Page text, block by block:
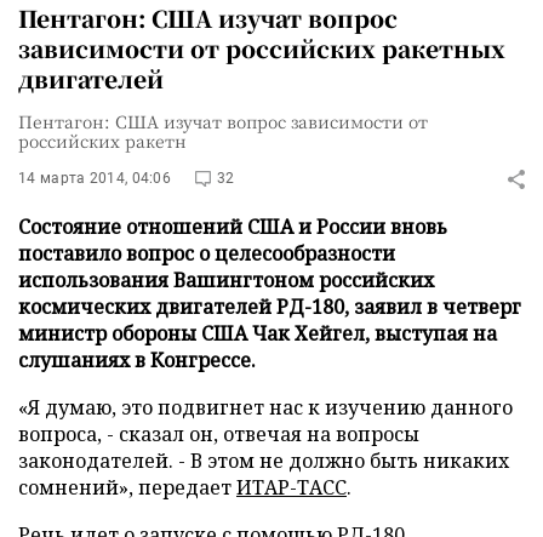
Пентагон: США изучат вопрос
зависимости от российских ракетных
двигателей
Пентагон: США изучат вопрос зависимости от
российских ракетн
14 марта 2014, 04:06 32
Состояние отношений США и России вновь
поставило вопрос о целесообразности
использования Вашингтоном российских
космических двигателей РД-180, заявил в четверг
министр обороны США Чак Хейгел, выступая на
слушаниях в Конгрессе.
«Я думаю, это подвигнет нас к изучению данного
вопроса, - сказал он, отвечая на вопросы
законодателей. - В этом не должно быть никаких
сомнений», передаетИТАР-ТАСС.